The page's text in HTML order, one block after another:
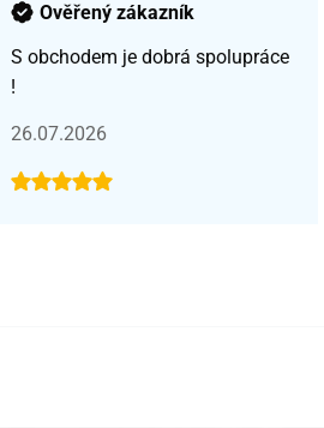
Ověřený zákazník
S obchodem je dobrá spolupráce
!
26.07.2026